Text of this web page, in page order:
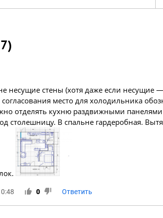
)
несущие стены (хотя даже если несущие
место для холодильника
отделять кухню раздвижными панелями
столешницу. В спальне гардеробная.
0 Ответить